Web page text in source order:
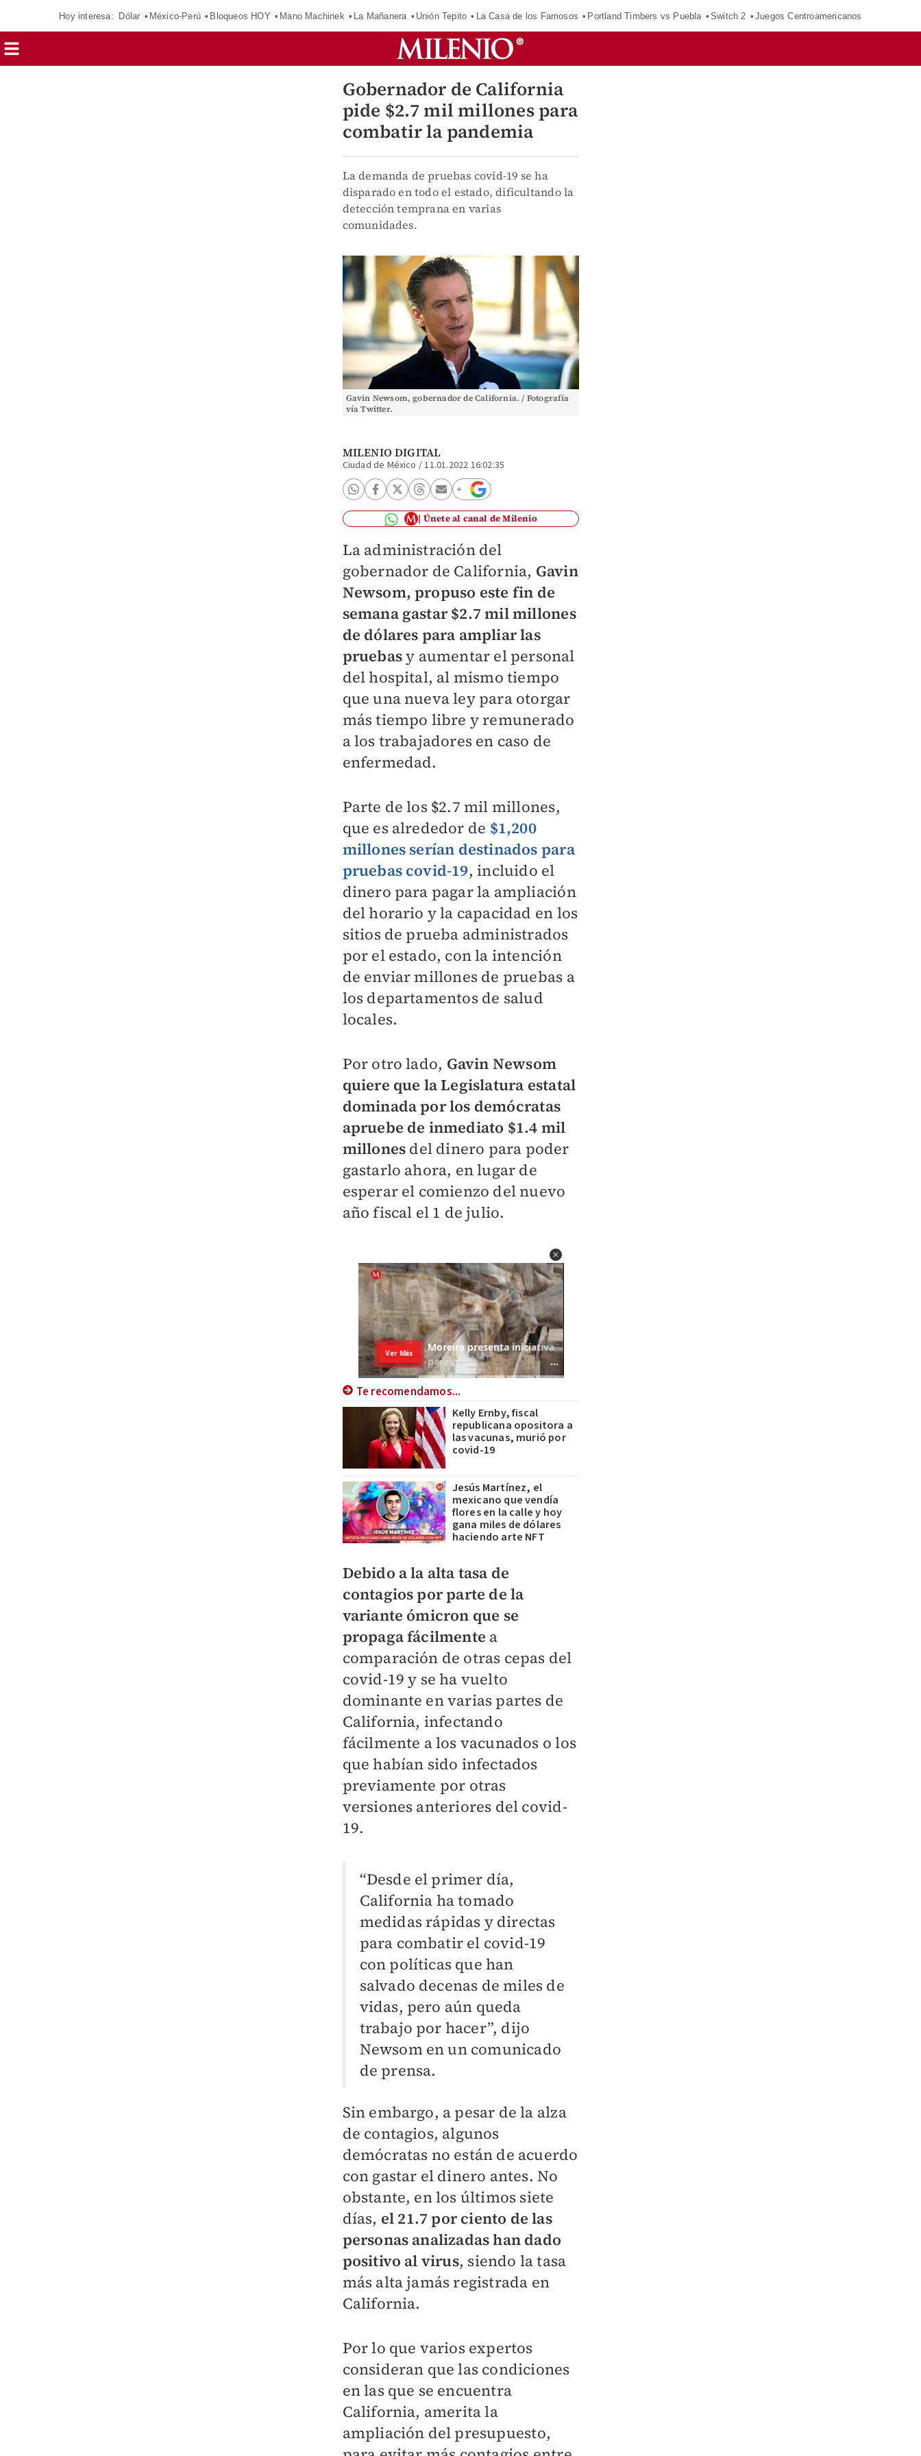
Hoy interesa: Dólar México-Perú Bloqueos HOY Mano Machinek La Mañanera Unión Tepito La Casa de los Famosos Portland Timbers vs Puebla Switch 2 Juegos Centroamericanos
Gobernador de California
pide $2.7 mil millones para
combatir la pandemia
La demanda de pruebas covid-19 se ha
disparado en todo el estado, dificultando la
detección temprana en varias
comunidades.
Gavin Newsom, gobernador de California. / Fotografía
vía Twitter.
MILENIO DIGITAL
Ciudad de México /11.01.2022 16:02:35
Únete al canal de Milenio
La administración del
gobernador de California, Gavin
Newsom, propuso este fin de
semana gastar $2.7 mil millones
de dólares para ampliar las
pruebasy aumentar el personal
del hospital, al mismo tiempo
que una nueva ley para otorgar
más tiempo libre y remunerado
a los trabajadores en caso de
enfermedad.
Parte de los $2.7 mil millones,
que es alrededor de $1,200
millones serían destinados para
pruebas covid-19, incluido el
dinero para pagar la ampliación
del horario y la capacidad en los
sitios de prueba administrados
por el estado, con la intención
de enviar millones de pruebas a
los departamentos de salud
locales.
Por otro lado, Gavin Newsom
quiere que la Legislatura estatal
dominada por los demócratas
apruebe de inmediato $1.4 mil
millones del dinero para poder
gastarlo ahora, en lugar de
esperar el comienzo del nuevo
año fiscal el 1 de julio.
Te recomendamos...
Kelly Ernby, fiscal
republicana opositora a
las vacunas, murió por
covid-19
Jesús Martínez, el
mexicano que vendía
flores en la calle y hoy
gana miles de dólares
haciendo arte NFT
Debido a la alta tasa de
contagios por parte de la
variante ómicron que se
propaga fácilmente a
comparación de otras cepas del
covid-19 y se ha vuelto
dominante en varias partes de
California, infectando
fácilmente a los vacunados o los
que habían sido infectados
previamente por otras
versiones anteriores del covid-
19.
“Desde el primer día,
California ha tomado
medidas rápidas y directas
para combatir el covid-19
con políticas que han
salvado decenas de miles de
vidas, pero aún queda
trabajo por hacer”, dijo
Newsom en un comunicado
de prensa.
Sin embargo, a pesar de la alza
de contagios, algunos
demócratas no están de acuerdo
con gastar el dinero antes. No
obstante, en los últimos siete
días, el 21.7 por ciento de las
personas analizadas han dado
positivo al virus, siendo la tasa
más alta jamás registrada en
California.
Por lo que varios expertos
consideran que las condiciones
en las que se encuentra
California, amerita la
ampliación del presupuesto,